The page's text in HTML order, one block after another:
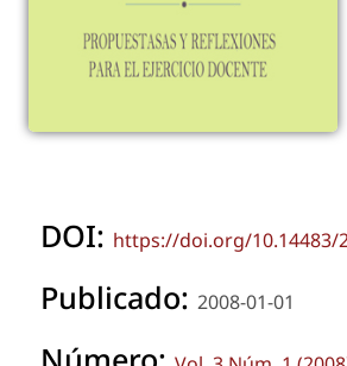
DOI: https://doi.org/10.14483/
Publicado: 2008-01-01